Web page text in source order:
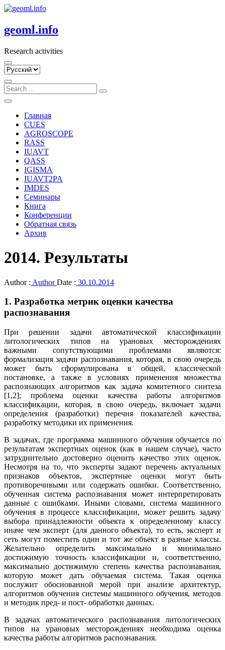
Skip
content
geoml.info
Research activities
Выбрать
Главная
CUES
AGROSCOPE
RASS
IUAVT
QASS
IGISMA
IUAVT2PA
IMDES
Семинары
Книга
Конференции
Обратная связь
Архив
2014. Результаты
Author : AuthorDate : 30.10.2014
1. Разработка метрик оценки качества
распознавания
При решении задачи автоматической классификации
литологических типов на урановых месторождениях
важными сопутствующими проблемами являются:
формализация задачи распознавания, которая, в свою очередь
может быть сформулирована в общей, классической
постановке, а также в условиях применения множества
распознающих алгоритмов как задача комитетного синтеза
[1,2]; проблема оценки качества работы алгоритмов
классификации, которая, в свою очередь, включает задачи
определения (разработки) перечня показателей качества,
разработку методики их применения.
В задачах, где программа машинного обучения обучается по
результатам экспертных оценок (как в нашем случае), часто
затруднительно достоверно оценить качество этих оценок.
Несмотря на то, что эксперты задают перечень актуальных
признаков объектов, экспертные оценки могут быть
противоречивыми или содержать ошибки. Соответственно,
обученная система распознавания может интерпретировать
данные с ошибками. Иными словами, система машинного
обучения в процессе классификации, может решить задачу
выбора принадлежности объекта к определенному классу
иначе чем эксперт (для данного объекта), то есть, эксперт и
сеть могут поместить один и тот же объект в разные классы.
Желательно определить максимально и минимально
достижимую точность классификации и, соответственно,
максимально достижимую степень качества распознавания,
которую может дать обучаемая система. Такая оценка
послужит обоснованной мерой при анализе архитектур,
алгоритмов обучения системы машинного обучения, методов
и методик пред- и пост- обработки данных.
В задачах автоматического распознавания литологических
типов на урановых месторождениях необходима оценка
качества работы алгоритмов распознавания.